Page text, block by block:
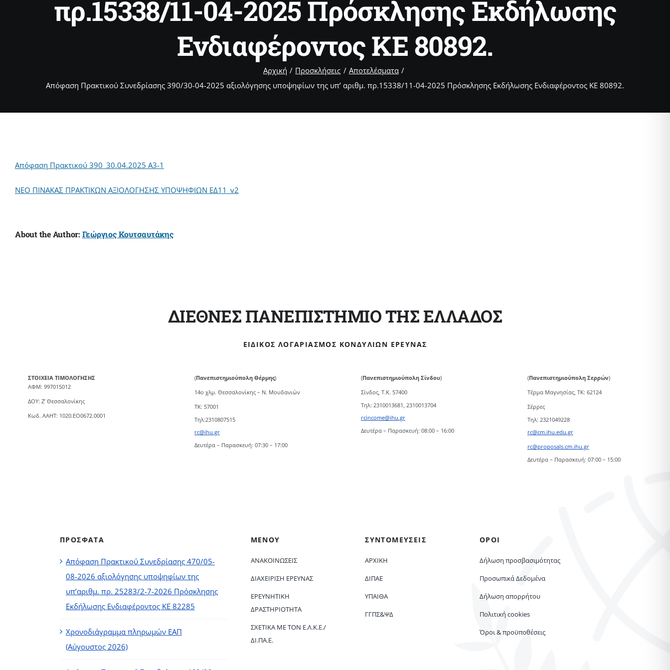
πρ.15338/11-04-2025 Πρόσκλησης Εκδήλωσης
Ενδιαφέροντος ΚΕ 80892.
Αρχική Προσκλήσεις
Αποτελέσματα
Απόφαση Πρακτικού Συνεδρίασης 390/30-04-2025 αξιολόγησης υποψηφίων της υπ’ αριθμ. πρ.15338/11-04-2025 Πρόσκλησης Εκδήλωσης Ενδιαφέροντος ΚΕ 80892.
Απόφαση Πρακτικού 390_30.04.2025 Α3-1
ΝΕΟ ΠΙΝΑΚΑΣ ΠΡΑΚΤΙΚΩΝ ΑΞΙΟΛΟΓΗΣΗΣ ΥΠΟΨΗΦΙΩΝ ΕΔ11_v2
About the Author: Γεώργιος Κουτσαυτάκης
ΔΙΕΘΝΕΣ ΠΑΝΕΠΙΣΤΗΜΙΟ ΤΗΣ ΕΛΛΑΔΟΣ
ΕΙΔΙΚΌΣ ΛΟΓΑΡΙΑΣΜΌΣ ΚΟΝΔΥΛΊΩΝ ΈΡΕΥΝΑΣ
ΣΤΟΙΧΕΙΑ ΤΙΜΟΛΟΓΗΣΗΣ
ΑΦΜ: 997015012
ΔΟΥ: Ζ’ Θεσσαλονίκης
Κωδ. ΑΑΗΤ: 1020.ΕΟ0672.0001
(Πανεπιστημιούπολη Θέρμης)
14ο χλμ. Θεσσαλονίκης – Ν. Μουδανιών
TK: 57001
Τηλ:2310807515
rc@ihu.gr
Δευτέρα – Παρασκευή: 07:30 – 17:00
(Πανεπιστημιούπολη Σίνδου)
Σίνδος, Τ.Κ. 57400
Τηλ: 2310013681, 2310013704
rcincome@ihu.gr
Δευτέρα – Παρασκευή: 08:00 – 16:00
(Πανεπιστημιούπολη Σερρών)
Τέρμα Μαγνησίας, ΤΚ: 62124
Σέρρες
Τηλ: 2321049228
rc@cm.ihu.edu.gr
rc@proposals.cm.ihu.gr
Δευτέρα – Παρασκευή: 07:00 – 15:00
ΠΡΟΣΦΑΤΑ
Απόφαση Πρακτικού Συνεδρίασης 470/05-
08-2026 αξιολόγησης υποψηφίων της
υπ’αριθμ. πρ. 25283/2-7-2026 Πρόσκλησης
Εκδήλωσης Ενδιαφέροντος ΚΕ 82285
Χρονοδιάγραμμα πληρωμών ΕΑΠ
(Αύγουστος 2026)
ΜΕΝΟΥ
ΑΝΑΚΟΙΝΏΣΕΙΣ
ΔΙΑΧΕΊΡΙΣΗ ΈΡΕΥΝΑΣ
ΕΡΕΥΝΗΤΙΚΉ
ΔΡΑΣΤΗΡΙΌΤΗΤΑ
ΣΧΕΤΙΚΆ ΜΕ ΤΟΝ Ε.Λ.Κ.Ε./
ΔΙ.ΠΑ.Ε.
ΣΥΝΤΟΜΕΥΣΕΙΣ
ΑΡΧΙΚΗ
ΔΙΠΑΕ
ΥΠΑΙΘΑ
ΓΓΠΣ&ΨΔ
ΟΡΟΙ
Δήλωση προσβασιμότητας
Προσωπικά Δεδομένα
Δήλωση απορρήτου
Πολιτική cookies
Όροι & προϋποθέσεις